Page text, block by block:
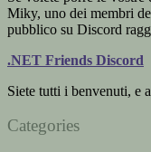
Miky, uno dei membri
pubblico su Discord
.NET Friends Discord
Siete tutti i benvenuti, e
Categories